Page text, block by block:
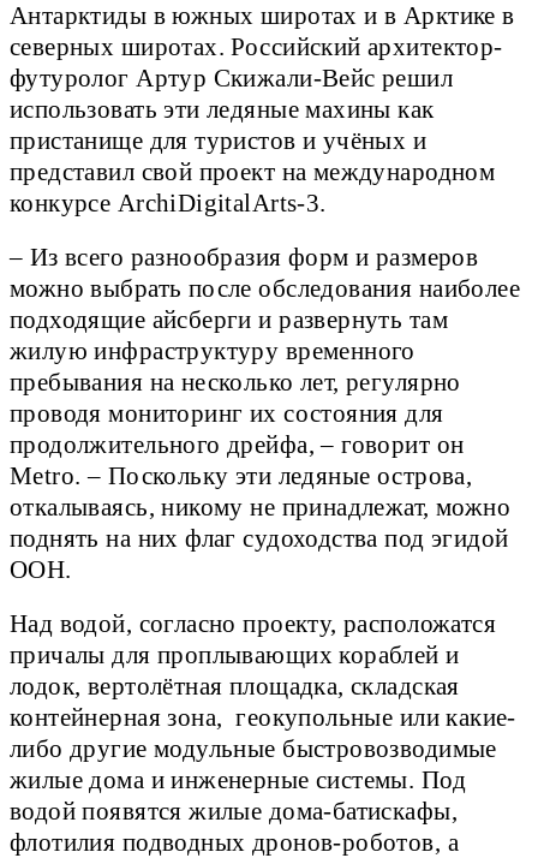
Антарктиды в южных широтах и в Арктике в
северных широтах. Российский архитектор-
футуролог Артур Скижали-Вейс решил
использовать эти ледяные махины как
пристанище для туристов и учёных и
представил свой проект на международном
конкурсе ArchiDigitalArts-3.
– Из всего разнообразия форм и размеров
можно выбрать после обследования наиболее
подходящие айсберги и развернуть там
жилую инфраструктуру временного
пребывания на несколько лет, регулярно
проводя мониторинг их состояния для
продолжительного дрейфа, – говорит он
Metro. – Поскольку эти ледяные острова,
откалываясь, никому не принадлежат, можно
поднять на них флаг судоходства под эгидой
ООН.
Над водой, согласно проекту, расположатся
причалы для проплывающих кораблей и
лодок, вертолётная площадка, складская
контейнерная зона, геокупольные или какие-
либо другие модульные быстровозводимые
жилые дома и инженерные системы. Под
водой появятся жилые дома-батискафы,
флотилия подводных дронов-роботов, а